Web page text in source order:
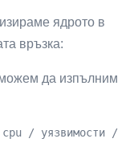
ядрото в
връзка:
да изпълним
/ уязвимости / *